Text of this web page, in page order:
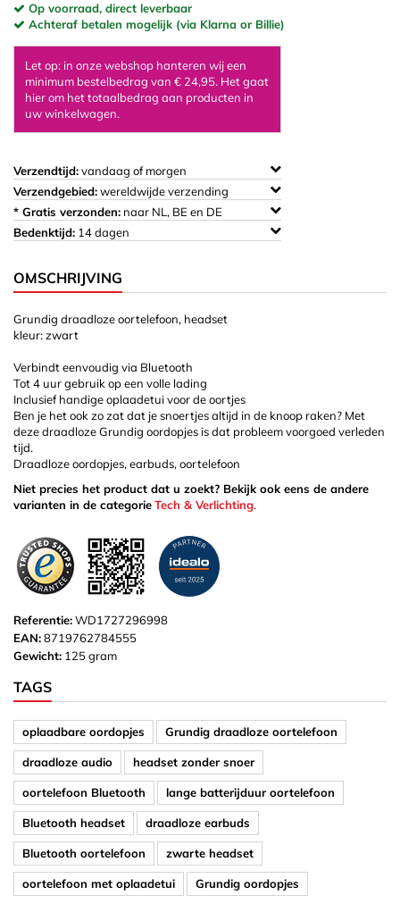
Op voorraad, direct leverbaar
Achteraf betalen mogelijk (via Klarna or Billie)
Let op: in onze webshop hanteren wij een
minimum bestelbedrag van € 24,95. Het gaat
hier om het totaalbedrag aan producten in
uw winkelwagen.
Verzendtijd:vandaag of morgen
Verzendgebied:wereldwijde verzending
* Gratis verzonden: naar NL, BE en DE
Bedenktijd: 14 dagen
OMSCHRIJVING
Grundig draadloze oortelefoon, headset
kleur: zwart
Verbindt eenvoudig via Bluetooth
Tot 4 uur gebruik op een volle lading
Inclusief handige oplaadetui voor de oortjes
Ben je het ook zo zat dat je snoertjes altijd in de knoop raken? Met
deze draadloze Grundig oordopjes is dat probleem voorgoed verleden
tijd.
Draadloze oordopjes, earbuds, oortelefoon
Niet precies het product dat u zoekt? Bekijk ook eens de andere
varianten in de categorieTech & Verlichting.
Referentie:WD1727296998
EAN:8719762784555
Gewicht: 125 gram
TAGS
oplaadbare oordopjes Grundig draadloze oortelefoon
draadloze audio headset zonder snoer
oortelefoon Bluetooth lange batterijduur oortelefoon
Bluetooth headset draadloze earbuds
Bluetooth oortelefoon zwarte headset
oortelefoon met oplaadetui Grundig oordopjes